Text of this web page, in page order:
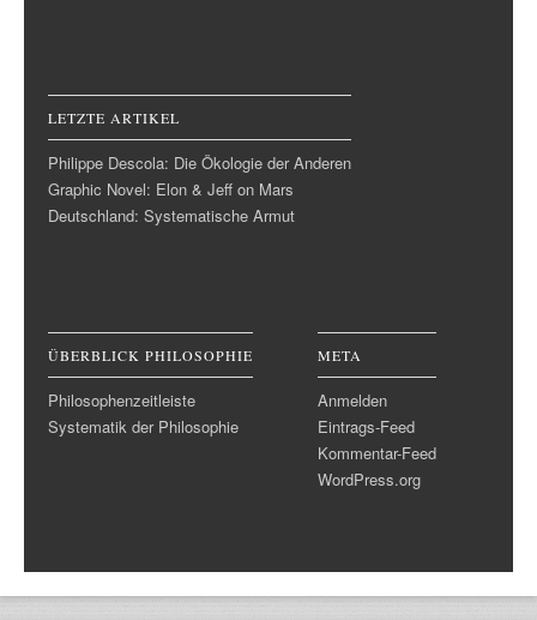
LETZTE ARTIKEL
Philippe Descola: Die Ökologie der Anderen
Graphic Novel: Elon & Jeff on Mars
Deutschland: Systematische Armut
ÜBERBLICK PHILOSOPHIE
Philosophenzeitleiste
Systematik der Philosophie
META
Anmelden
Eintrags-Feed
Kommentar-Feed
WordPress.org